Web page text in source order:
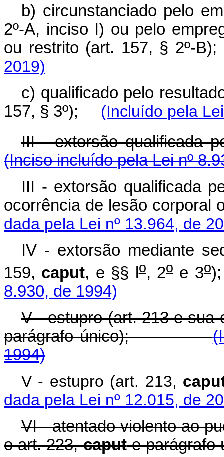
b) circunstanciado pelo
2º-A, inciso I) ou pelo
ou restrito (art. 157, §
2019)
c) qualificado pelo
157, § 3º); (Incluído pela
III - extorsão qualificada
(Inciso incluído pela Lei nº
III - extorsão qualificada
ocorrência de lesão
dada pela Lei nº 13.964, de
IV - extorsão mediante
159, caput, e §§ lo, 2o e 3o
8.930, de 1994)
V - estupro (art. 213 e
parágrafo único);
1994)
V - estupro (art. 213,
dada pela Lei nº 12.015, de
VI - atentado violento ao
o art. 223,capute